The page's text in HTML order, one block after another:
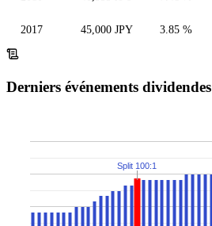
2017 45,000 JPY 3.85 %
Derniers événements dividendes
Split 100:1